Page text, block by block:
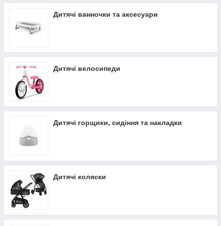
Дитячі ванночки та аксесуари
Дитячі велосипеди
Дитячі горщики, сидіння та накладки
Дитячі коляски